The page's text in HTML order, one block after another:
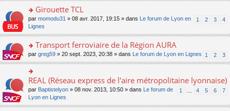
e
nt
u
s
ré
c
nt
n
le
s
ré
c
e
nt
e
n
o
n
lu
pl
s
ré
c
nt
m
e
s
s
e
n
o
n
lu
pl
ult
er
le
m
e
s
a
e
n
o
n
o
s
er
le
m
e
s
s
a
Girouette TCL
1 2 3 4
par momodu31 » 08 avr. 2017, 19:15 » dans
Le forum de Lyon en
Lignes
o
n
s
ult
er
le
m
e
Transport ferroviaire de la Région AURA
1 2 3
par greg59 » 20 sept. 2023, 20:38 » dans Le forum de Lyon en Lignes
o
n
s
REAL (Réseau express de l'aire métropolitaine lyonnaise)
1 4 5 6 7
par Baptistelyon » 08 nov. 2013, 10:50 » dans
Le forum de
Lyon en Lignes